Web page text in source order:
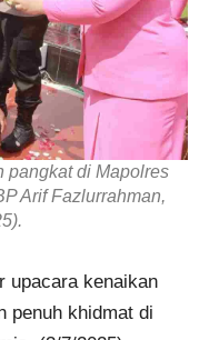
pangkat di Mapolres
Arif Fazlurrahman,
upacara kenaikan
penuh khidmat di